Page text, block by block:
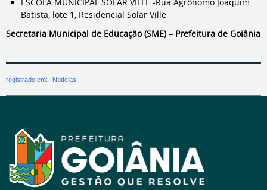
Batista, lote 1, Residencial Solar Ville
Secretaria Municipal de Educação (SME) – Prefeitura de Goiânia
registrado em: Notícias